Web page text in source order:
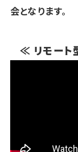
会となります。
≪ リモート